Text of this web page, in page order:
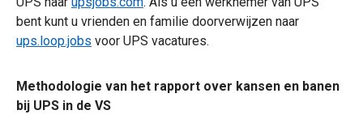
bent kunt u vrienden en familie doorverwijzen naar
ups.loop.jobs voor UPS vacatures.
Methodologie van het rapport over kansen en banen
bij UPS in de VS